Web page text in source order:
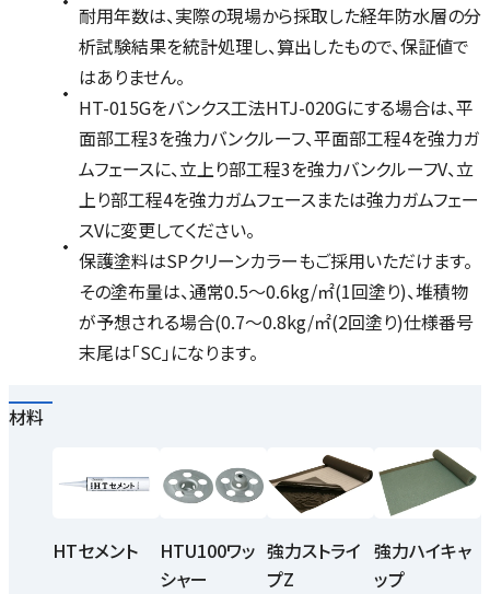
耐用年数は、実際の現場から採取した経年防水層の分
析試験結果を統計処理し、算出したもので、保証値で
はありません。
HT-015Gをバンクス工法HTJ-020Gにする場合は、平
面部工程3を強力バンクルーフ、平面部工程4を強力ガ
ムフェースに、立上り部工程3を強力バンクルーフV、立
上り部工程4を強力ガムフェースまたは強力ガムフェー
スVに変更してください。
保護塗料はSPクリーンカラーもご採用いただけます。
その塗布量は、通常0.5～0.6kg/㎡(1回塗り)、堆積物
が予想される場合(0.7～0.8kg/㎡(2回塗り)仕様番号
末尾は「SC」になります。
材料
HTセメント
HTU100ワッ
シャー
強力ストライ
プZ
強力ハイキャ
ップ